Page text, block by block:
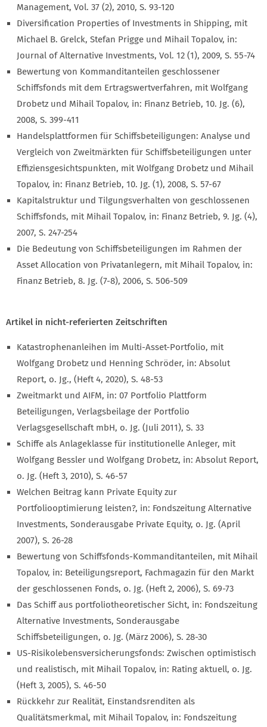
Management, Vol. 37 (2), 2010, S. 93-120
Diversification Properties of Investments in Shipping, mit
Michael B. Grelck, Stefan Prigge und Mihail Topalov, in:
Journal of Alternative Investments, Vol. 12 (1), 2009, S. 55-74
Bewertung von Kommanditanteilen geschlossener
Schiffsfonds mit dem Ertragswertverfahren, mit Wolfgang
Drobetz und Mihail Topalov, in: Finanz Betrieb, 10. Jg. (6),
2008, S. 399-411
Handelsplattformen für Schiffsbeteiligungen: Analyse und
Vergleich von Zweitmärkten für Schiffsbeteiligungen unter
Effiziensgesichtspunkten, mit Wolfgang Drobetz und Mihail
Topalov, in: Finanz Betrieb, 10. Jg. (1), 2008, S. 57-67
Kapitalstruktur und Tilgungsverhalten von geschlossenen
Schiffsfonds, mit Mihail Topalov, in: Finanz Betrieb, 9. Jg. (4),
2007, S. 247-254
Die Bedeutung von Schiffsbeteiligungen im Rahmen der
Asset Allocation von Privatanlegern, mit Mihail Topalov, in:
Finanz Betrieb, 8. Jg. (7-8), 2006, S. 506-509
Artikel in nicht-referierten Zeitschriften
Katastrophenanleihen im Multi-Asset-Portfolio, mit
Wolfgang Drobetz und Henning Schröder, in: Absolut
Report, o. Jg., (Heft 4, 2020), S. 48-53
Zweitmarkt und AIFM, in: 07 Portfolio Plattform
Beteiligungen, Verlagsbeilage der Portfolio
Verlagsgesellschaft mbH, o. Jg. (Juli 2011), S. 33
Schiffe als Anlageklasse für institutionelle Anleger, mit
Wolfgang Bessler und Wolfgang Drobetz, in: Absolut Report,
o. Jg. (Heft 3, 2010), S. 46-57
Welchen Beitrag kann Private Equity zur
Portfoliooptimierung leisten?, in: Fondszeitung Alternative
Investments, Sonderausgabe Private Equity, o. Jg. (April
2007), S. 26-28
Bewertung von Schiffsfonds-Kommanditanteilen, mit Mihail
Topalov, in: Beteiligungsreport, Fachmagazin für den Markt
der geschlossenen Fonds, o. Jg. (Heft 2, 2006), S. 69-73
Das Schiff aus portfoliotheoretischer Sicht, in: Fondszeitung
Alternative Investments, Sonderausgabe
Schiffsbeteiligungen, o. Jg. (März 2006), S. 28-30
US-Risikolebensversicherungsfonds: Zwischen optimistisch
und realistisch, mit Mihail Topalov, in: Rating aktuell, o. Jg.
(Heft 3, 2005), S. 46-50
Rückkehr zur Realität, Einstandsrenditen als
Qualitätsmerkmal, mit Mihail Topalov, in: Fondszeitung